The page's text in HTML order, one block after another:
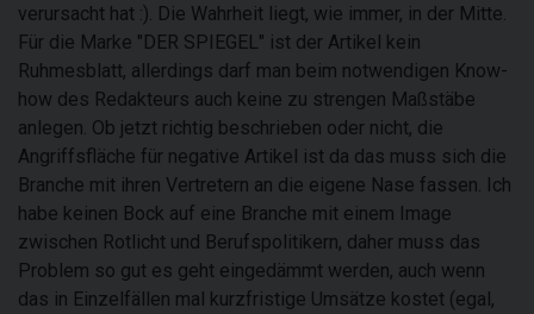
verursacht hat :). Die Wahrheit liegt, wie immer, in der Mitte.
Für die Marke "DER SPIEGEL" ist der Artikel kein
Ruhmesblatt, allerdings darf man beim notwendigen Know-
how des Redakteurs auch keine zu strengen Maßstäbe
anlegen. Ob jetzt richtig beschrieben oder nicht, die
Angriffsfläche für negative Artikel ist da das muss sich die
Branche mit ihren Vertretern an die eigene Nase fassen. Ich
habe keinen Bock auf eine Branche mit einem Image
zwischen Rotlicht und Berufspolitikern, daher muss das
Problem so gut es geht eingedämmt werden, auch wenn
das in Einzelfällen mal kurzfristige Umsätze kostet (egal,